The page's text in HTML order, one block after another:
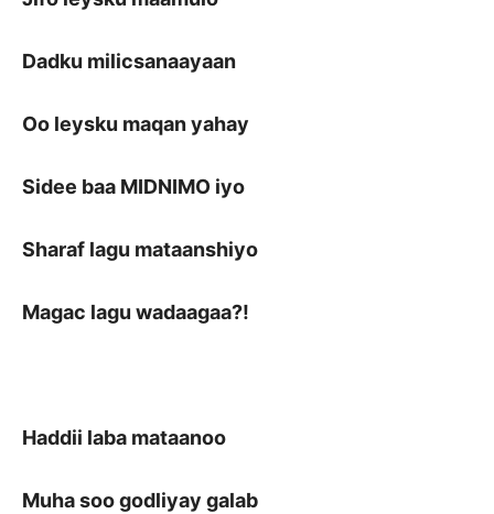
Dadku milicsanaayaan
Oo leysku maqan yahay
Sidee baa MIDNIMO iyo
Sharaf lagu mataanshiyo
Magac lagu wadaagaa?!
Haddii laba mataanoo
Muha soo godliyay galab